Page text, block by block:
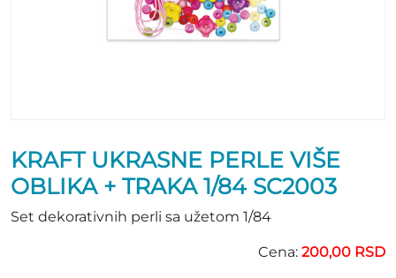
KRAFT UKRASNE PERLE VIŠE
OBLIKA + TRAKA 1/84 SC2003
Set dekorativnih perli sa užetom 1/84
Cena: 200,00 RSD